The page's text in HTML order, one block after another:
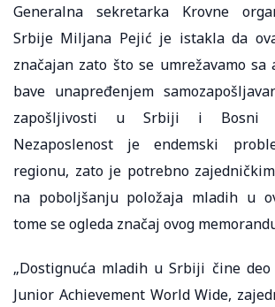
Generalna sekretarka Krovne
Srbije Miljana Pejić je istakla da
značajan zato što se umrežavamo
bave unapređenjem
zapošljivosti u Srbiji i Bosni i
Nezaposlenost je endemski
regionu, zato je potrebno
na poboljšanju položaja mladih u
tome se ogleda značaj ovog
„Dostignuća mladih u Srbiji čine
Junior Achievement World Wide,